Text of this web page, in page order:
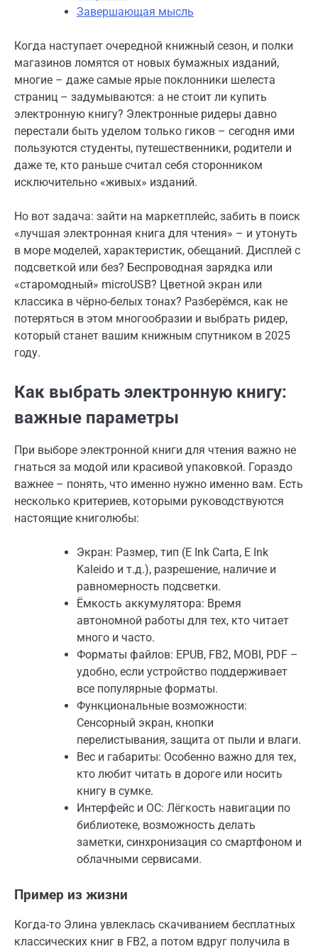
Завершающая мысль
Когда наступает очередной книжный сезон, и полки
магазинов ломятся от новых бумажных изданий,
многие – даже самые ярые поклонники шелеста
страниц – задумываются: а не стоит ли купить
электронную книгу? Электронные ридеры давно
перестали быть уделом только гиков – сегодня ими
пользуются студенты, путешественники, родители и
даже те, кто раньше считал себя сторонником
исключительно «живых» изданий.
Но вот задача: зайти на маркетплейс, забить в поиск
«лучшая электронная книга для чтения» – и утонуть
в море моделей, характеристик, обещаний. Дисплей с
подсветкой или без? Беспроводная зарядка или
«старомодный» microUSB? Цветной экран или
классика в чёрно-белых тонах? Разберёмся, как не
потеряться в этом многообразии и выбрать ридер,
который станет вашим книжным спутником в 2025
году.
Как выбрать электронную книгу:
важные параметры
При выборе электронной книги для чтения важно не
гнаться за модой или красивой упаковкой. Гораздо
важнее – понять, что именно нужно именно вам. Есть
несколько критериев, которыми руководствуются
настоящие книголюбы:
Экран: Размер, тип (E Ink Carta, E Ink
Kaleido и т.д.), разрешение, наличие и
равномерность подсветки.
Ёмкость аккумулятора: Время
автономной работы для тех, кто читает
много и часто.
Форматы файлов: EPUB, FB2, MOBI, PDF –
удобно, если устройство поддерживает
все популярные форматы.
Функциональные возможности:
Сенсорный экран, кнопки
перелистывания, защита от пыли и влаги.
Вес и габариты: Особенно важно для тех,
кто любит читать в дороге или носить
книгу в сумке.
Интерфейс и ОС: Лёгкость навигации по
библиотеке, возможность делать
заметки, синхронизация со смартфоном и
облачными сервисами.
Пример из жизни
Когда-то Элина увлеклась скачиванием бесплатных
классических книг в FB2, а потом вдруг получила в